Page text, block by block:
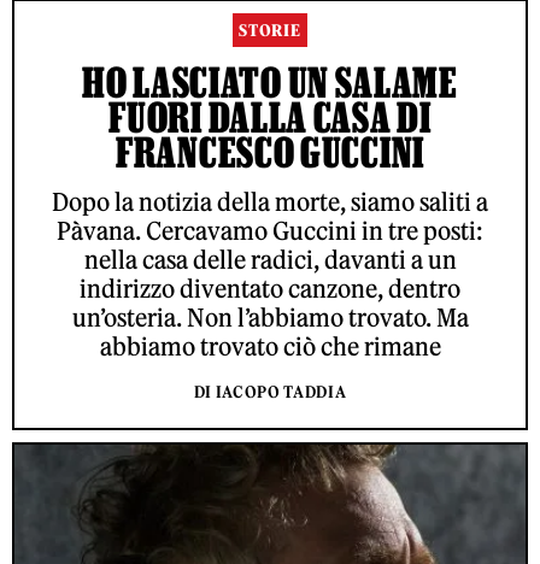
STORIE
HO LASCIATO UN SALAME
FUORI DALLA CASA DI
FRANCESCO GUCCINI
Dopo la notizia della morte, siamo saliti a
Pàvana. Cercavamo Guccini in tre posti:
nella casa delle radici, davanti a un
indirizzo diventato canzone, dentro
un’osteria. Non l’abbiamo trovato. Ma
abbiamo trovato ciò che rimane
DI IACOPO TADDIA